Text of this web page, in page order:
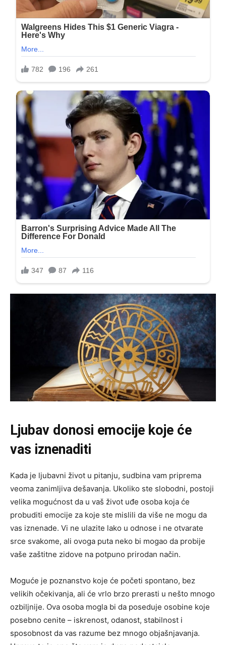
Ljubav donosi emocije koje će
vas iznenaditi
Kada je ljubavni život u pitanju, sudbina vam priprema
veoma zanimljiva dešavanja. Ukoliko ste slobodni, postoji
velika mogućnost da u vaš život uđe osoba koja će
probuditi emocije za koje ste mislili da više ne mogu da
vas iznenade. Vi ne ulazite lako u odnose i ne otvarate
srce svakome, ali ovoga puta neko bi mogao da probije
vaše zaštitne zidove na potpuno prirodan način.
Moguće je poznanstvo koje će početi spontano, bez
velikih očekivanja, ali će vrlo brzo prerasti u nešto mnogo
ozbiljnije. Ova osoba mogla bi da poseduje osobine koje
posebno cenite – iskrenost, odanost, stabilnost i
sposobnost da vas razume bez mnogo objašnjavanja.